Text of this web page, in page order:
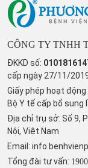
CÔNG TY TNHH
ĐKKD số:
cấp ngày 27/11/
Giấy phép hoạt
Bộ Y tế cấp bổ
Địa chỉ trụ sở: Số 9,
Nội, Việt Nam
Email:
Tổng đài tư vấn: